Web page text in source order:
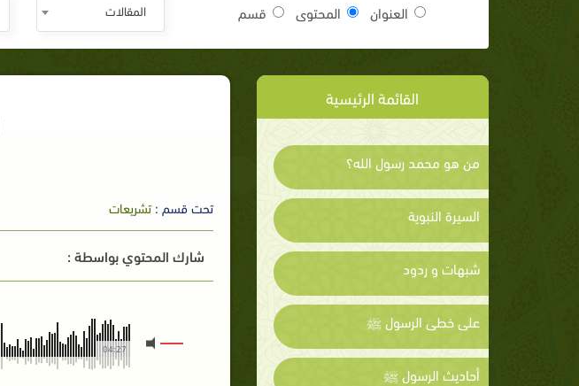
العنوان المحتوى قسم المقالات
القائمة الرئيسية
من هو محمد رسول الله؟
السيرة النبوية
شبهات و ردود
على خطى الرسول ﷺ
أحاديث الرسول ﷺ
تحت قسم :تشريعات
شارك المحتوي بواسطة :
04:27